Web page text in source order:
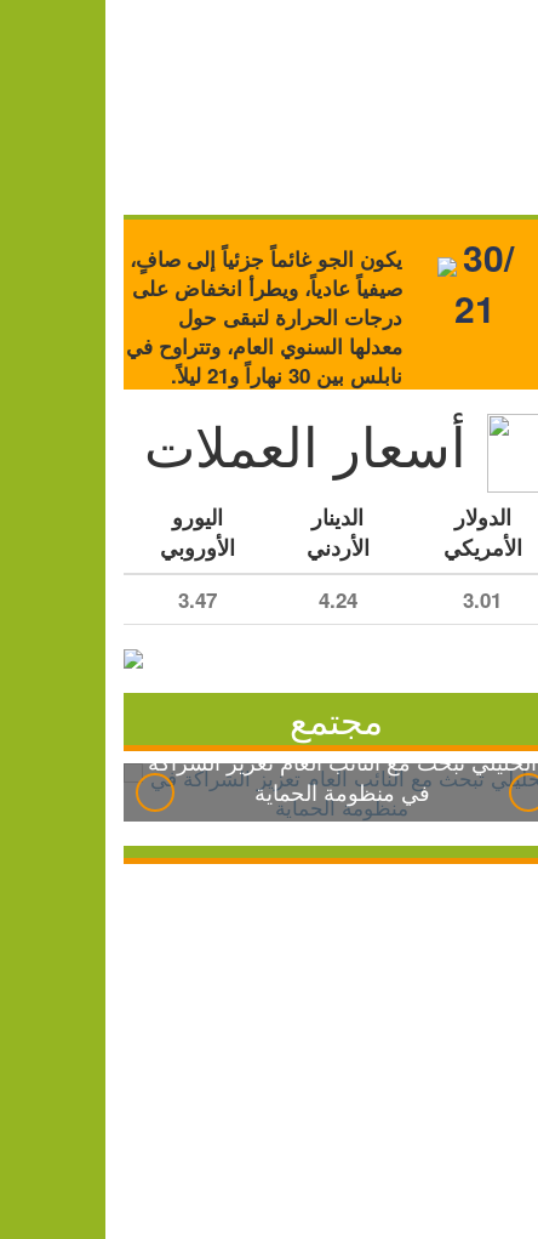
يكون الجو غائماً جزئياً إلى صافٍ،
صيفياً عادياً، ويطرأ انخفاض على
درجات الحرارة لتبقى حول
معدلها السنوي العام، وتتراوح في
نابلس بين 30 نهاراً و21 ليلاً.
30/
21
أسعار العملات
الدولار
الأمريكي
الدينار
الأردني
اليورو
الأوروبي
3.01
4.24
3.47
مجتمع
الخليلي تبحث مع النائب العام تعزيز الشراكة
في منظومة الحماية